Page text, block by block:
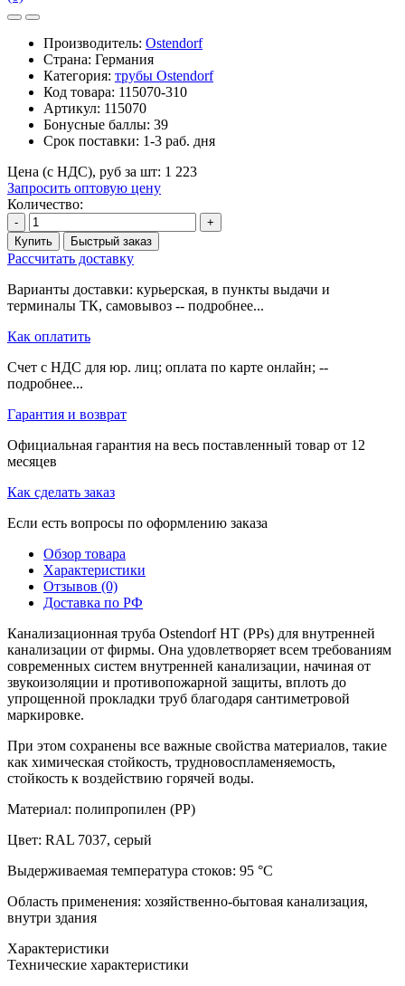
Производитель: Ostendorf
Страна: Германия
Категория: трубы Ostendorf
Код товара: 115070-310
Артикул: 115070
Бонусные баллы: 39
Срок поставки: 1-3 раб. дня
Цена (с НДС), руб за шт: 1 223
Запросить оптовую цену
Количество:
-
+
Купить
Быстрый заказ
Рассчитать доставку
Варианты доставки: курьерская, в пункты выдачи и
терминалы ТК, самовывоз -- подробнее...
Как оплатить
Счет с НДС для юр. лиц; оплата по карте онлайн; --
подробнее...
Гарантия и возврат
Официальная гарантия на весь поставленный товар от 12
месяцев
Как сделать заказ
Если есть вопросы по оформлению заказа
Обзор товара
Характеристики
Отзывов (0)
Доставка по РФ
Канализационная труба Ostendorf HT (PPs) для внутренней
канализации от фирмы. Она удовлетворяет всем требованиям
современных систем внутренней канализации, начиная от
звукоизоляции и противопожарной защиты, вплоть до
упрощенной прокладки труб благодаря сантиметровой
маркировке.
При этом сохранены все важные свойства материалов, такие
как химическая стойкость, трудновоспламеняемость,
стойкость к воздействию горячей воды.
Материал: полипропилен (PP)
Цвет: RAL 7037, серый
Выдерживаемая температура стоков: 95 °C
Область применения: хозяйственно-бытовая канализация,
внутри здания
Характеристики
Технические характеристики